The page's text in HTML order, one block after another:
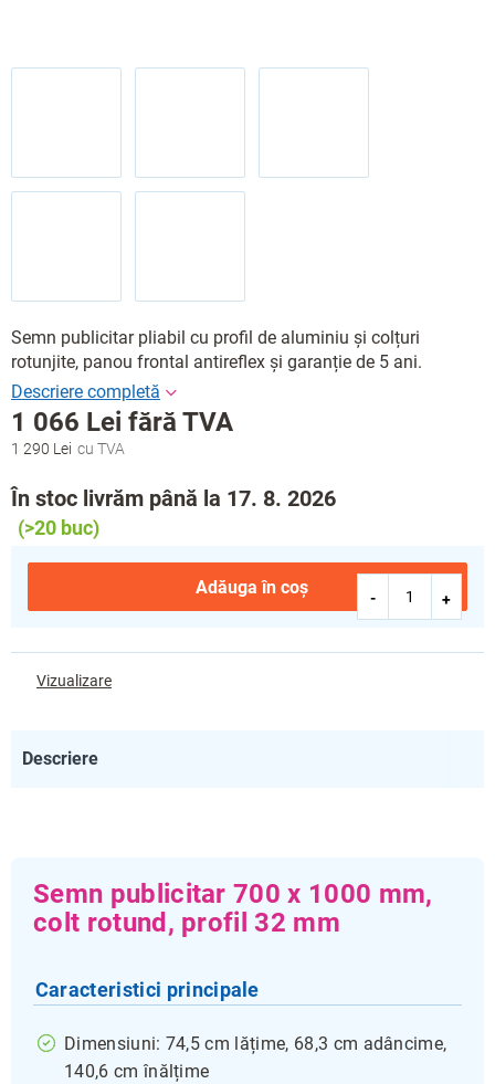
Semn publicitar pliabil cu profil de aluminiu și colțuri
rotunjite, panou frontal antireflex și garanție de 5 ani.
1 290 Lei
1 066 Lei fără TVA
Evaluare
În stoc livrăm până la 17. 8. 2026
(>20 buc)
Adăuga în coş
Vizualizare
Descriere
Semn publicitar 700 x 1000 mm,
colt rotund, profil 32 mm
Caracteristici principale
Dimensiuni: 74,5 cm lățime, 68,3 cm adâncime,
140,6 cm înălțime